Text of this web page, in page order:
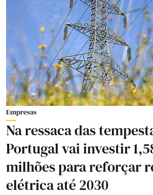
Empresas
Na ressaca das
Portugal vai investir
milhões para reforçar
elétrica até 2030